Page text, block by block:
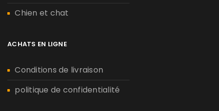
Chien et chat
ACHATS EN LIGNE
Conditions de livraison
politique de confidentialité